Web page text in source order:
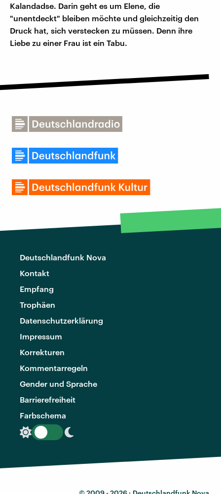
Kalandadse. Darin geht es um Elene, die
"unentdeckt" bleiben möchte und gleichzeitig den
Druck hat, sich verstecken zu müssen. Denn ihre
Liebe zu einer Frau ist ein Tabu.
Deutschlandfunk Nova
Kontakt
Empfang
Trophäen
Datenschutzerklärung
Impressum
Korrekturen
Kommentarregeln
Gender und Sprache
Barrierefreiheit
Farbschema